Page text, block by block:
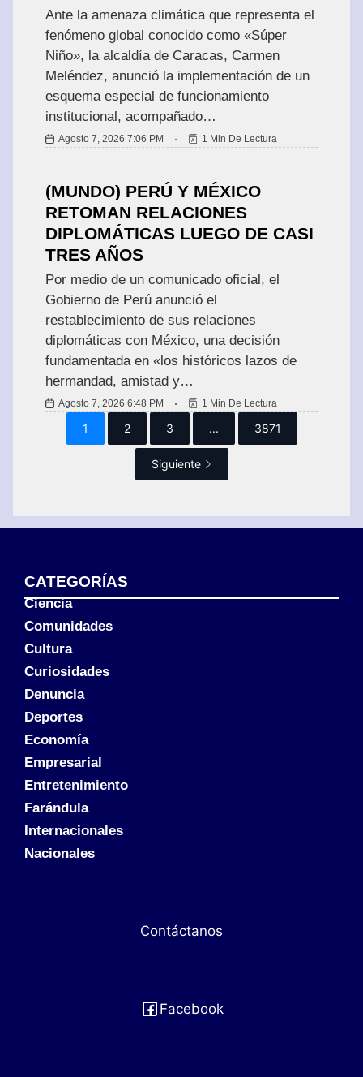
Ante la amenaza climática que representa el
fenómeno global conocido como «Súper
Niño», la alcaldía de Caracas, Carmen
Meléndez, anunció la implementación de un
esquema especial de funcionamiento
institucional, acompañado…
Agosto 7, 2026 7:06 PM 1 Min De Lectura
N
C
I
O
L
E
(MUNDO) PERÚ Y MÉXICO
RETOMAN RELACIONES
DIPLOMÁTICAS LUEGO DE CASI
TRES AÑOS
Por medio de un comunicado oficial, el
Gobierno de Perú anunció el
restablecimiento de sus relaciones
diplomáticas con México, una decisión
fundamentada en «los históricos lazos de
hermandad, amistad y…
Agosto 7, 2026 6:48 PM 1 Min De Lectura
1 2 3 ... 3871
Siguiente
CATEGORÍAS
Ciencia
Comunidades
Cultura
Curiosidades
Denuncia
Deportes
Economía
Empresarial
Entretenimiento
Farándula
Internacionales
Nacionales
Contáctanos
Facebook